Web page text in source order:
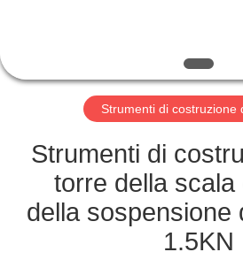
DELLA
QUALITÀ
NOTIZIE
CHIEDI UN
PREVENTIVO
Strumenti di costruzione
Strumenti di
torre della scala
della sospensione
1.5KN